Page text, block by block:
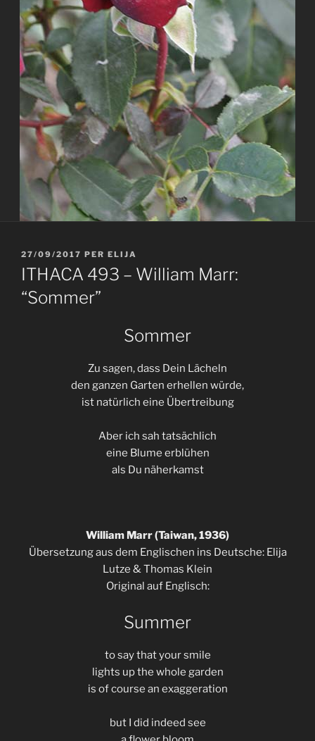
PUBLICAT
A
27/09/2017 PER ELIJA
ITHACA 493 – William Marr:
“Sommer”
Sommer
Zu sagen, dass Dein Lächeln
den ganzen Garten erhellen würde,
ist natürlich eine Übertreibung
Aber ich sah tatsächlich
eine Blume erblühen
als Du näherkamst
William Marr (Taiwan, 1936)
Übersetzung aus dem Englischen ins Deutsche: Elija
Lutze & Thomas Klein
Original auf Englisch:
Summer
to say that your smile
lights up the whole garden
is of course an exaggeration
but I did indeed see